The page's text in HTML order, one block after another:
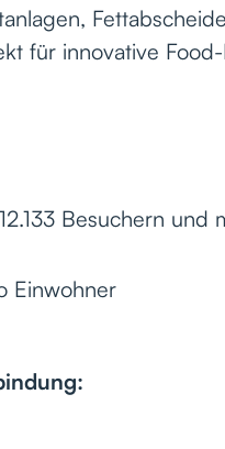
für innovative
Besuchern
Einwohner